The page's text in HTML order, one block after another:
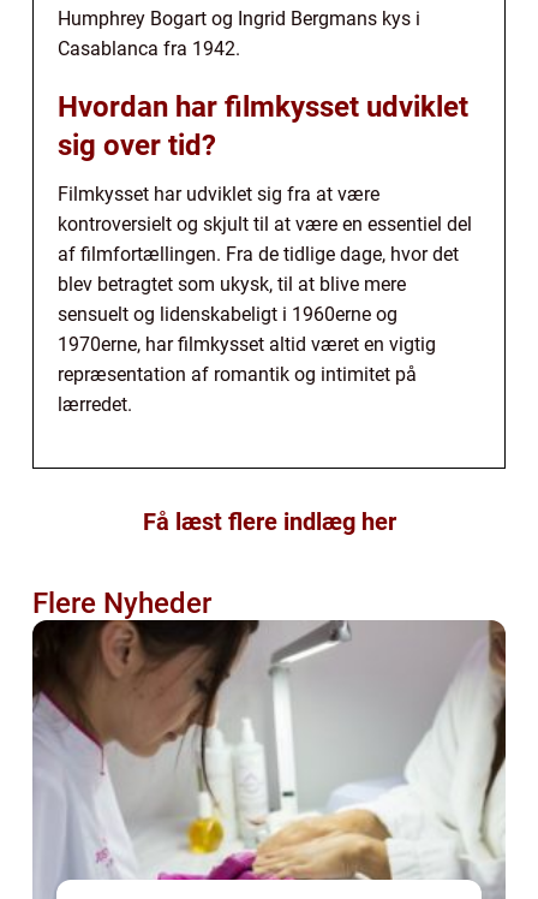
Humphrey Bogart og Ingrid Bergmans kys i
Casablanca fra 1942.
Hvordan har filmkysset udviklet
sig over tid?
Filmkysset har udviklet sig fra at være
kontroversielt og skjult til at være en essentiel del
af filmfortællingen. Fra de tidlige dage, hvor det
blev betragtet som ukysk, til at blive mere
sensuelt og lidenskabeligt i 1960erne og
1970erne, har filmkysset altid været en vigtig
repræsentation af romantik og intimitet på
lærredet.
Få læst flere indlæg her
Flere Nyheder